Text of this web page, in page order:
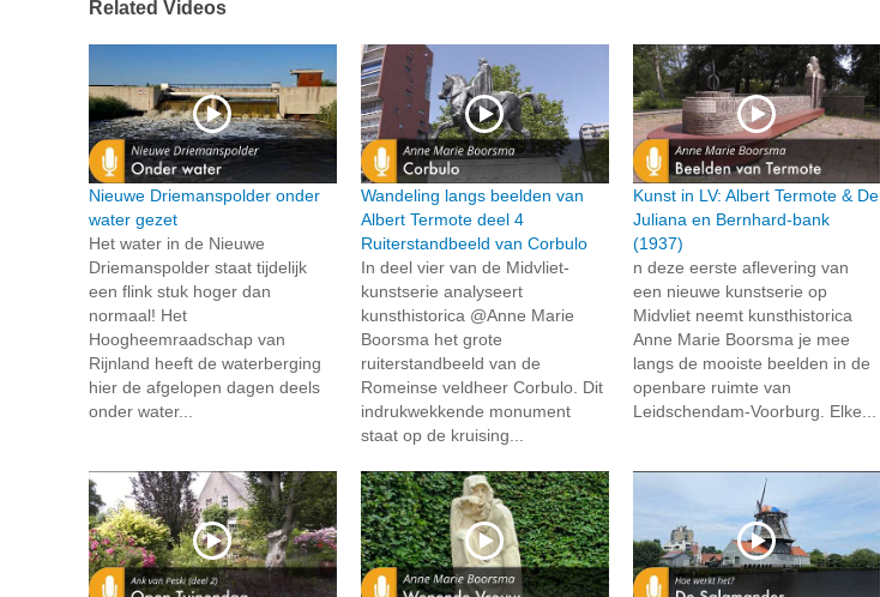
Related Videos
Nieuwe Driemanspolder onder
water gezet
Het water in de Nieuwe
Driemanspolder staat tijdelijk
een flink stuk hoger dan
normaal! Het
Hoogheemraadschap van
Rijnland heeft de waterberging
hier de afgelopen dagen deels
onder water...
Wandeling langs beelden van
Albert Termote deel 4
Ruiterstandbeeld van Corbulo
In deel vier van de Midvliet-
kunstserie analyseert
kunsthistorica @Anne Marie
Boorsma het grote
ruiterstandbeeld van de
Romeinse veldheer Corbulo. Dit
indrukwekkende monument
staat op de kruising...
Kunst in LV: Albert Termote & De
Juliana en Bernhard-bank
(1937)
n deze eerste aflevering van
een nieuwe kunstserie op
Midvliet neemt kunsthistorica
Anne Marie Boorsma je mee
langs de mooiste beelden in de
openbare ruimte van
Leidschendam-Voorburg. Elke...